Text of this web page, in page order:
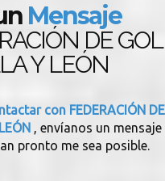
Mensaje
DE
Y LEÓN
con FEDERACIÓN
, envíanos un
pronto me sea posible.